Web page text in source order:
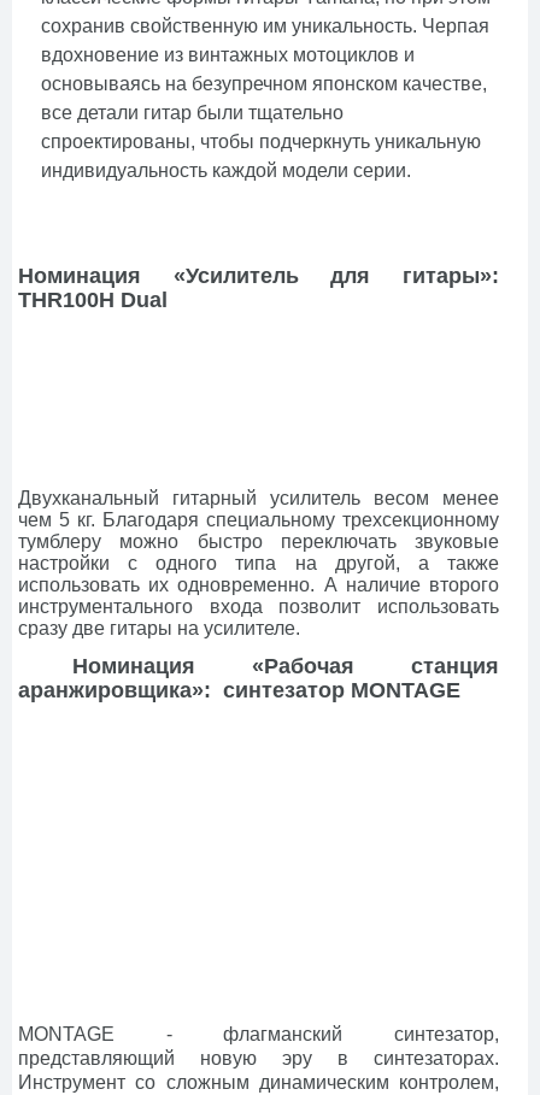
сохранив свойственную им уникальность. Черпая
вдохновение из винтажных мотоциклов и
основываясь на безупречном японском качестве,
все детали гитар были тщательно
спроектированы, чтобы подчеркнуть уникальную
индивидуальность каждой модели серии.
Номинация «Усилитель для гитары»:
THR100H Dual
Двухканальный гитарный усилитель весом менее
чем 5 кг. Благодаря специальному трехсекционному
тумблеру можно быстро переключать звуковые
настройки с одного типа на другой, а также
использовать их одновременно. А наличие второго
инструментального входа позволит использовать
сразу две гитары на усилителе.
Номинация «Рабочая станция
аранжировщика»: cинтезатор MONTAGE
MONTAGE - флагманский синтезатор,
представляющий новую эру в синтезаторах.
Инструмент со сложным динамическим контролем,